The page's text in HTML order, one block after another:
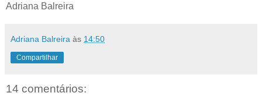
Adriana Balreira
Adriana Balreira às 14:50
Compartilhar
14 comentários: